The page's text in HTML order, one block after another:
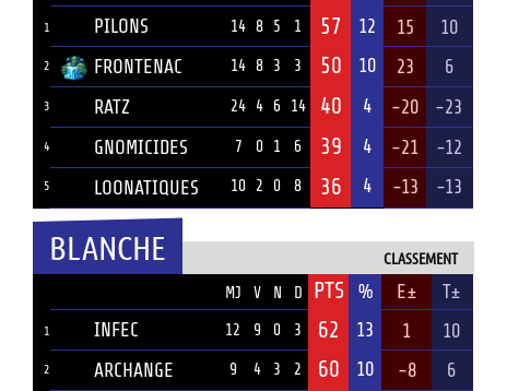
1 PILONS 14 8 5 1 57 12 15 10
2 FRONTENAC 14 8 3 3 50 10 23 6
3 RATZ 24 4 6 14 40 4 -20 -23
4 GNOMICIDES 7 0 1 6 39 4 -21 -12
5 LOONATIQUES 10 2 0 8 36 4 -13 -13
CLASSEMENT
BLANCHE
MJ V N D PTS % E± T±
1 INFEC 12 9 0 3 62 13 1 10
2 ARCHANGE 9 4 3 2 60 10 -8 6